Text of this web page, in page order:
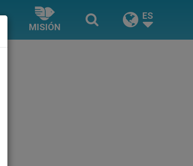
MISIÓN
ES